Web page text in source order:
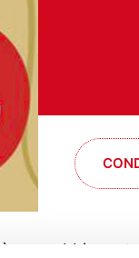
non abbiamo